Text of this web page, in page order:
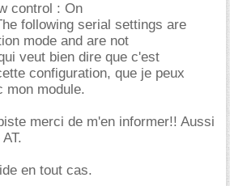
control : On
following serial settings are
mode and are not
veut bien dire que c'est
configuration, que je peux
mon module.
merci de m'en informer!! Aussi
en tout cas.